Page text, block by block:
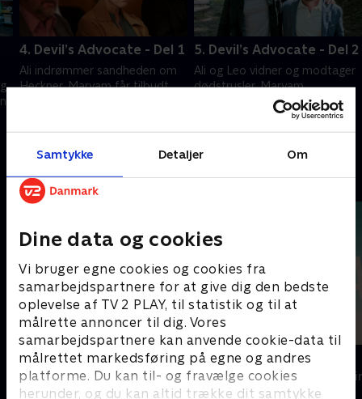
Samtykke Detaljer Om
Dine data og cookies
Vi bruger egne cookies og cookies fra
samarbejdspartnere for at give dig den bedste
oplevelse af TV 2 PLAY, til statistik og til at
målrette annoncer til dig. Vores
samarbejdspartnere kan anvende cookie-data til
målrettet markedsføring på egne og andres
platforme. Du kan til- og fravælge cookies
herunder, og du kan altid trække dit samtykke
4. Devil’s Advocate - Del 1
Ali indrømmer sandheden om
Heckner. Maryam får tilbudt
5. Devil’s Advocate - Del 2
Ali og Leo vidner og modtager
dødstrusler. Maryam
undersøger Conti og dødelige
Andre så også
Top Dog
Krimi & Spænding • 1 sæsoner
The Au Pair
Krimi &